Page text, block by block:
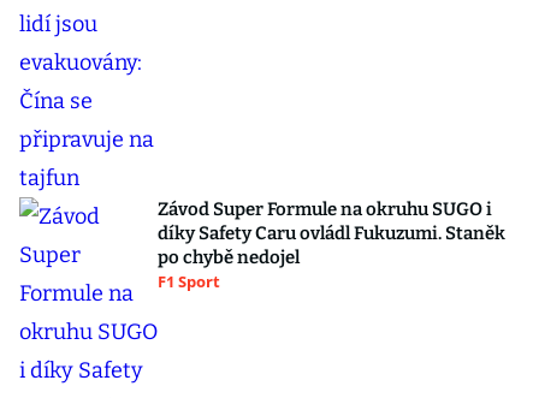
Závod Super Formule na okruhu SUGO i
díky Safety Caru ovládl Fukuzumi. Staněk
po chybě nedojel
F1 Sport